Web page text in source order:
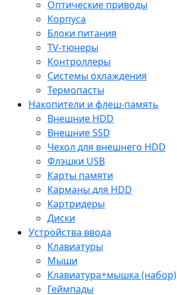
Оптические приводы
Корпуса
Блоки питания
TV-тюнеры
Контроллеры
Системы охлаждения
Термопасты
Накопители и флеш-память
Внешние HDD
Внешние SSD
Чехол для внешнего HDD
Флэшки USB
Карты памяти
Карманы для HDD
Картридеры
Диски
Устройства ввода
Клавиатуры
Мыши
Клавиатура+мышка (набор)
Геймпады